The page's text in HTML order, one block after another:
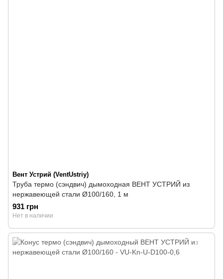
Вент Устрий (VentUstriy)
Труба термо (сэндвич) дымоходная ВЕНТ УСТРИЙ из
нержавеющей стали Ø100/160, 1 м
931 грн
Нет в наличии